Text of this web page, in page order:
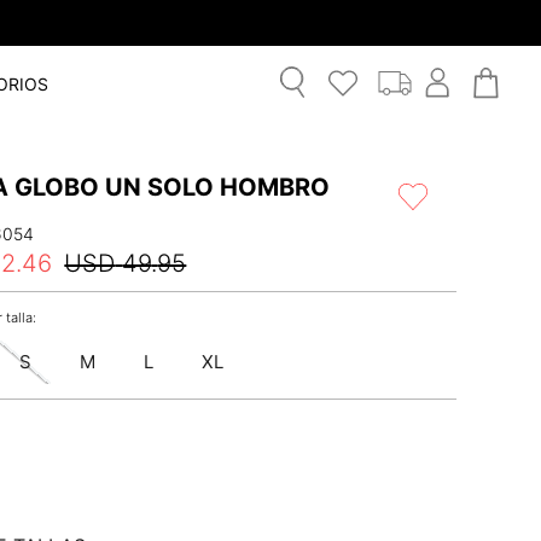
GLOBO UN SOLO HOMBRO
USD 49.95
.46
S M L XL